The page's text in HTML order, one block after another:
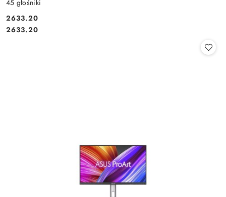
45 głośniki
Cena:
2633.20
Cena:
2633.20